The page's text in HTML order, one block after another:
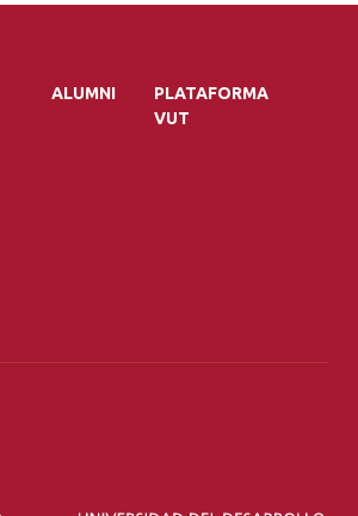
ALUMNI
PLATAFORMA
VUT